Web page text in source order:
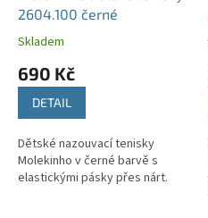
2604.100 černé
Skladem
690 Kč
DETAIL
Dětské nazouvací tenisky
Molekinho v černé barvě s
elastickými pásky přes nárt.